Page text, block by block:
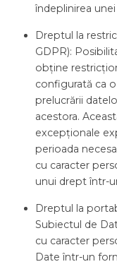
îndeplinirea
Dreptul la
GDPR):
obține
configurată ca
prelucrării
acestora.
excepționale
perioada
cu caracter
unui drept într-
Dreptul la
Subiectul de
cu caracter
Date într-un